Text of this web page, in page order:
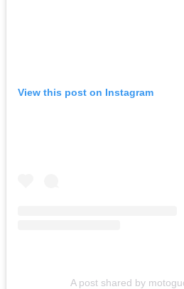
View this post on Instagram
A post shared by